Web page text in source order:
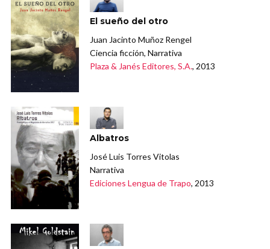
El sueño del otro
Juan Jacinto Muñoz Rengel
Ciencia ficción, Narrativa
Plaza & Janés Editores, S.A., 2013
Albatros
José Luis Torres Vitolas
Narrativa
Ediciones Lengua de Trapo, 2013